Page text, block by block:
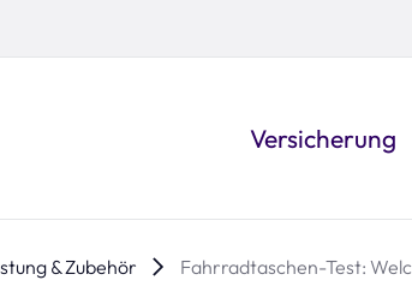
Versicherung
& Zubehör Fahrradtaschen-Test: